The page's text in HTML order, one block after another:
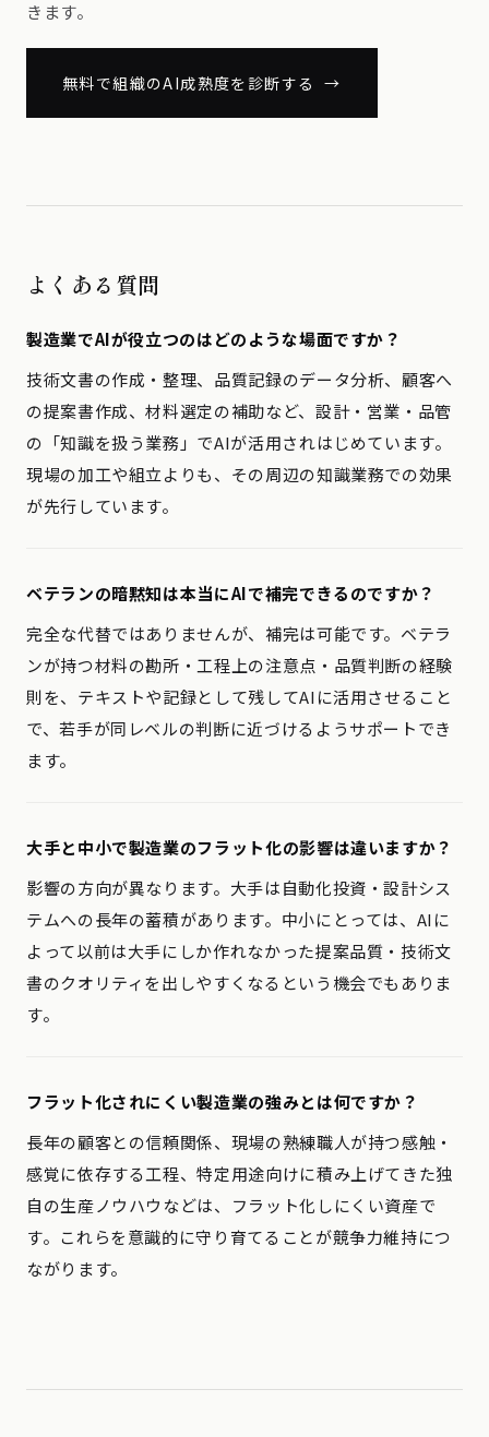
きます。
無料で組織のAI成熟度を診断する →
よくある質問
製造業でAIが役立つのはどのような場面ですか？
技術文書の作成・整理、品質記録のデータ分析、顧客へ
の提案書作成、材料選定の補助など、設計・営業・品管
の「知識を扱う業務」でAIが活用されはじめています。
現場の加工や組立よりも、その周辺の知識業務での効果
が先行しています。
ベテランの暗黙知は本当にAIで補完できるのですか？
完全な代替ではありませんが、補完は可能です。ベテラ
ンが持つ材料の勘所・工程上の注意点・品質判断の経験
則を、テキストや記録として残してAIに活用させること
で、若手が同レベルの判断に近づけるようサポートでき
ます。
大手と中小で製造業のフラット化の影響は違いますか？
影響の方向が異なります。大手は自動化投資・設計シス
テムへの長年の蓄積があります。中小にとっては、AIに
よって以前は大手にしか作れなかった提案品質・技術文
書のクオリティを出しやすくなるという機会でもありま
す。
フラット化されにくい製造業の強みとは何ですか？
長年の顧客との信頼関係、現場の熟練職人が持つ感触・
感覚に依存する工程、特定用途向けに積み上げてきた独
自の生産ノウハウなどは、フラット化しにくい資産で
す。これらを意識的に守り育てることが競争力維持につ
ながります。